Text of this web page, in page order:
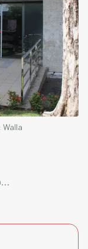
Walla